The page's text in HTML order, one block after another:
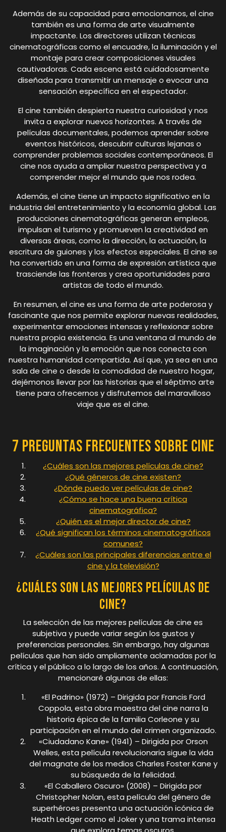
Además de su capacidad para emocionarnos, el cine
también es una forma de arte visualmente
impactante. Los directores utilizan técnicas
cinematográficas como el encuadre, la iluminación y el
montaje para crear composiciones visuales
cautivadoras. Cada escena está cuidadosamente
diseñada para transmitir un mensaje o evocar una
sensación específica en el espectador.
El cine también despierta nuestra curiosidad y nos
invita a explorar nuevos horizontes. A través de
películas documentales, podemos aprender sobre
eventos históricos, descubrir culturas lejanas o
comprender problemas sociales contemporáneos. El
cine nos ayuda a ampliar nuestra perspectiva y a
comprender mejor el mundo que nos rodea.
Además, el cine tiene un impacto significativo en la
industria del entretenimiento y la economía global. Las
producciones cinematográficas generan empleos,
impulsan el turismo y promueven la creatividad en
diversas áreas, como la dirección, la actuación, la
escritura de guiones y los efectos especiales. El cine se
ha convertido en una forma de expresión artística que
trasciende las fronteras y crea oportunidades para
artistas de todo el mundo.
En resumen, el cine es una forma de arte poderosa y
fascinante que nos permite explorar nuevas realidades,
experimentar emociones intensas y reflexionar sobre
nuestra propia existencia. Es una ventana al mundo de
la imaginación y la emoción que nos conecta con
nuestra humanidad compartida. Así que, ya sea en una
sala de cine o desde la comodidad de nuestro hogar,
dejémonos llevar por las historias que el séptimo arte
tiene para ofrecernos y disfrutemos del maravilloso
viaje que es el cine.
7 Preguntas Frecuentes sobre Cine
¿Cuáles son las mejores películas de cine?
¿Qué géneros de cine existen?
¿Dónde puedo ver películas de cine?
¿Cómo se hace una buena crítica
cinematográfica?
¿Quién es el mejor director de cine?
¿Qué significan los términos cinematográficos
comunes?
¿Cuáles son las principales diferencias entre el
cine y la televisión?
¿Cuáles son las mejores películas de
cine?
La selección de las mejores películas de cine es
subjetiva y puede variar según los gustos y
preferencias personales. Sin embargo, hay algunas
películas que han sido ampliamente aclamadas por la
crítica y el público a lo largo de los años. A continuación,
mencionaré algunas de ellas:
«El Padrino» (1972) – Dirigida por Francis Ford
Coppola, esta obra maestra del cine narra la
historia épica de la familia Corleone y su
participación en el mundo del crimen organizado.
«Ciudadano Kane» (1941) – Dirigida por Orson
Welles, esta película revolucionaria sigue la vida
del magnate de los medios Charles Foster Kane y
su búsqueda de la felicidad.
«El Caballero Oscuro» (2008) – Dirigida por
Christopher Nolan, esta película del género de
superhéroes presenta una actuación icónica de
Heath Ledger como el Joker y una trama intensa